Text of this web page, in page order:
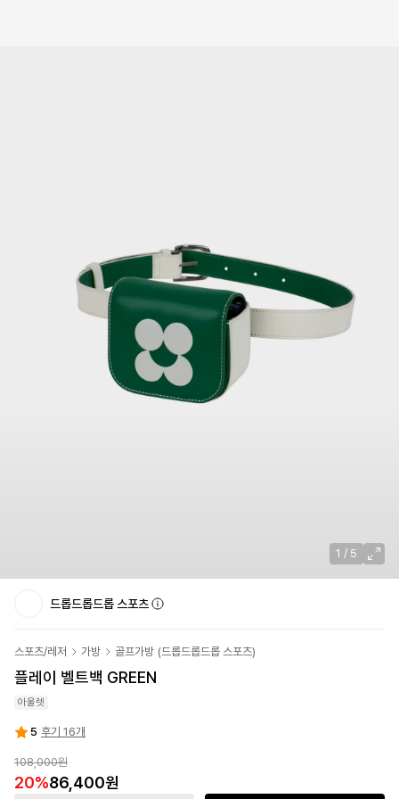
1 / 5
드롭드롭드롭 스포츠
스포츠/레저 가방 골프가방 (드롭드롭드롭 스포츠)
플레이 벨트백 GREEN
아울렛
5 후기 16개
108,000원
20%86,400원